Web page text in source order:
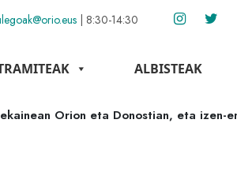
| 8:30-14:30
ALBISTEAK
Orion eta Donostian, eta izen-